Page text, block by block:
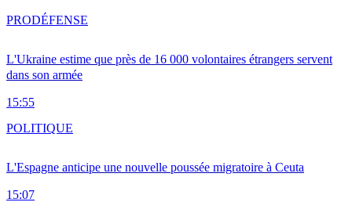
L'Ukraine estime que près de 16 000 volontaires étrangers servent
dans son armée
15:55
PRODÉFENSE
L'Espagne anticipe une nouvelle poussée migratoire à Ceuta
15:07
POLITIQUE